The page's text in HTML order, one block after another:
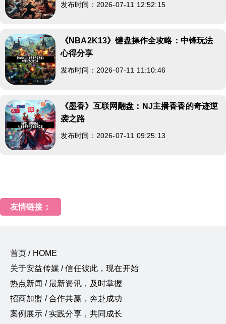
发布时间：2026-07-11 12:52:15
《NBA2K13》键盘操作全攻略：中锋玩法
心得分享
发布时间：2026-07-11 11:10:46
《墨香》互联网翻盘：NJ主播香香的奇迹逆
袭之路
发布时间：2026-07-11 09:25:13
友情链接：
首页 / HOME
关于安益传媒 / 信任彼此，现在开始
热点新闻 / 最新资讯，及时掌握
招商加盟 / 合作共赢，奔赴成功
案例展示 / 实践分享，共同成长